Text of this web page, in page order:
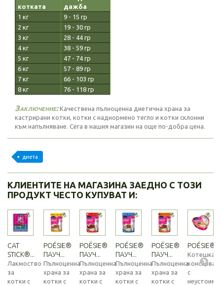
котката
дажба
1 кг
9 - 15 гр
2 кг
19 - 30 гр
3 кг
28 - 44 гр
4 кг
38 - 59 гр
5 кг
47 - 74 гр
6 кг
57 - 89 гр
7 кг
66 - 103 гр
8 кг
76 - 118 гр
Заключение:Качествена пълноценна диетична храна за
кастрирани котки, котки с наднормено тегло и котки склонни
към напълняване. Сега в нашия магазин на още по-добра цена.
диета
КЛИЕНТИТЕ НА МАГАЗИНА ЗАЕДНО С ТОЗИ
ПРОДУКТ ЧЕСТО КУПУВАТ И:
CAT
STICK®...
Лакмоство
за
котки с
POÉSIE®
ПАУЧ...
Пълноценна
храна за
котки с
POÉSIE®
ПАУЧ...
Пълноценна
храна за
котки с
POÉSIE®
ПАУЧ...
Пълноценна
храна за
котки с
POÉSIE®
ПАУЧ...
Пълноценна
храна за
котки с
POÉSIE®...
Котешка
консерва
с
неустоим